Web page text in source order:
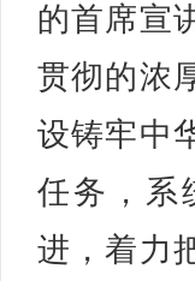
的首席宣
贯彻的浓
设铸牢中
任务，系
进，着力